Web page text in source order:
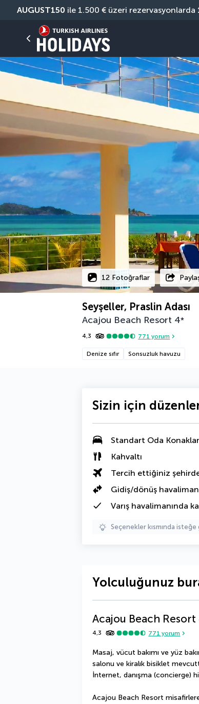
AUGUST150 ile 1.500 € üzeri rezervasyonlarda
12 Fotoğraflar
Seyşeller, Praslin Adası
Acajou Beach Resort 4*
4,3 771 yorum
Denize sıfır Sonsuzluk havuzu
Sizin için
Standart Oda
Kahvaltı
Tercih ettiğiniz
Gidiş/dönüş
Varış havalimanında
Seçenekler kısmında
Yolculuğunuz
Acajou Beach Resort
4,3 771 yorum
Masaj, vücut bakımı ve yüz
salonu ve kiralık bisiklet
İnternet, danışma (concierge)
Acajou Beach Resort